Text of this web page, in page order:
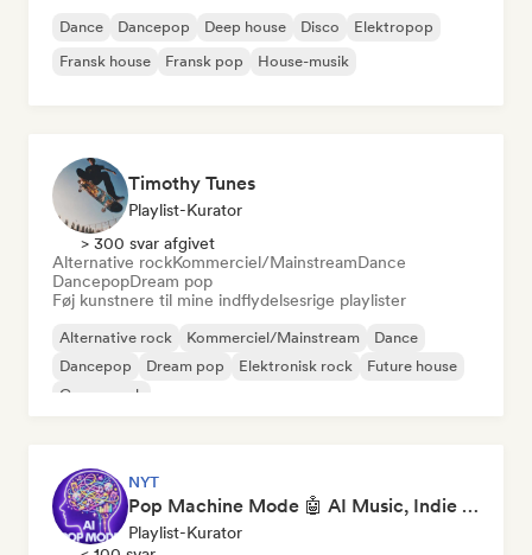
Dance Dancepop Deep house Disco
Elektropop
Fransk house
Fransk pop House-musik
Timothy Tunes
Playlist-Kurator
> 300 svar afgivet
Alternative rockKommerciel/MainstreamDance
DancepopDream pop
Føj kunstnere til mine indflydelsesrige playlister
Alternative rock Kommerciel/Mainstream
Dance
Dancepop
Dream pop Elektronisk rock
Future house
Garagerock
NYT
Pop Machine Mode 🤖 AI Music, Indie Pop & Dream Pop
Playlist-Kurator